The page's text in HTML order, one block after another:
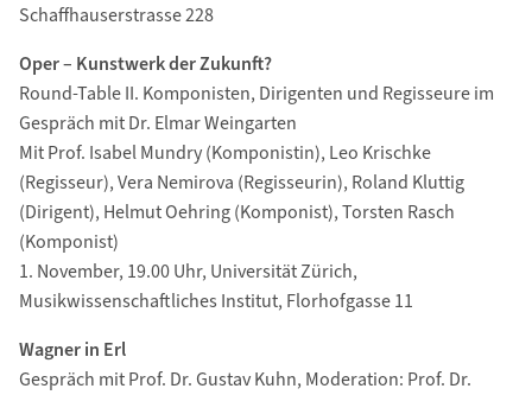
Schaffhauserstrasse 228
Oper – Kunstwerk der Zukunft?
Round-Table II. Komponisten, Dirigenten und Regisseure im
Gespräch mit Dr. Elmar Weingarten
Mit Prof. Isabel Mundry (Komponistin), Leo Krischke
(Regisseur), Vera Nemirova (Regisseurin), Roland Kluttig
(Dirigent), Helmut Oehring (Komponist), Torsten Rasch
(Komponist)
1. November, 19.00 Uhr, Universität Zürich,
Musikwissenschaftliches Institut, Florhofgasse 11
Wagner in Erl
Gespräch mit Prof. Dr. Gustav Kuhn, Moderation: Prof. Dr.